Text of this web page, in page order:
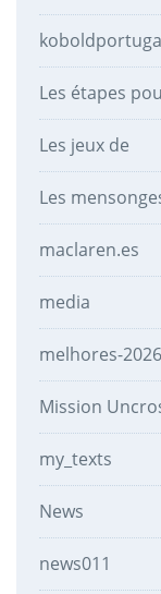
Les étapes
Les jeux de
Les
maclaren.es
media
melhores-2026
Mission
my_texts
News
news011